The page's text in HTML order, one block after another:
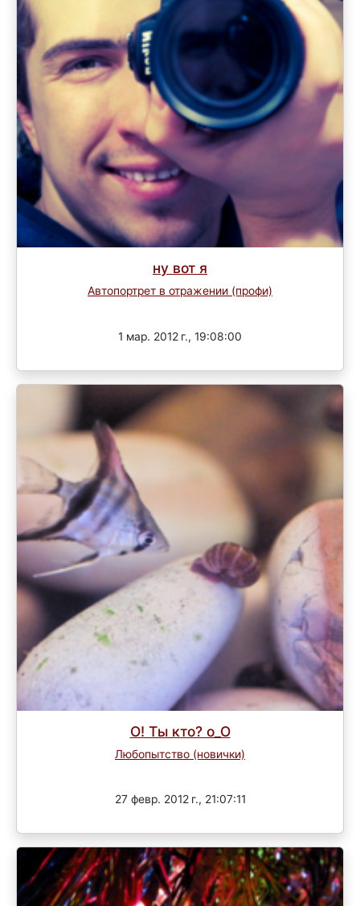
ну вот я
Автопортрет в отражении (профи)
1 мар. 2012 г., 19:08:00
О! Ты кто? о_О
Любопытство (новички)
27 февр. 2012 г., 21:07:11